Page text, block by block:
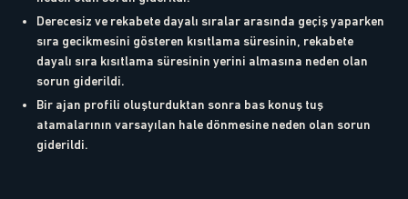
Derecesiz ve rekabete dayalı sıralar arasında geçiş yaparken
sıra gecikmesini gösteren kısıtlama süresinin, rekabete
dayalı sıra kısıtlama süresinin yerini almasına neden olan
sorun giderildi.
Bir ajan profili oluşturduktan sonra bas konuş tuş
atamalarının varsayılan hale dönmesine neden olan sorun
giderildi.